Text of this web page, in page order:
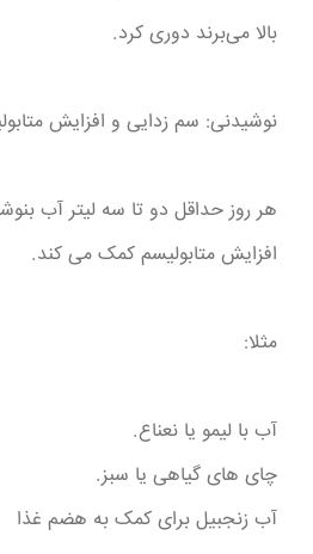
بالا می‌برند دوری کرد.
نوشیدنی: سم زدایی و افزایش
هر روز حداقل دو تا سه لیتر آب
افزایش متابولیسم کمک می کند.
مثلا:
آب با لیمو یا نعناع.
چای های گیاهی یا سبز.
آب زنجبیل برای کمک به هضم غذا